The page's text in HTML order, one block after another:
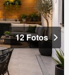
12 Fotos